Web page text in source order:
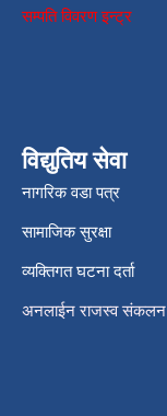
सम्पति विवरण इन्ट्र
विद्युतिय सेवा
नागरिक वडा पत्र
सामाजिक सुरक्षा
व्यक्तिगत घटना दर्ता
अनलाईन राजस्व संकलन